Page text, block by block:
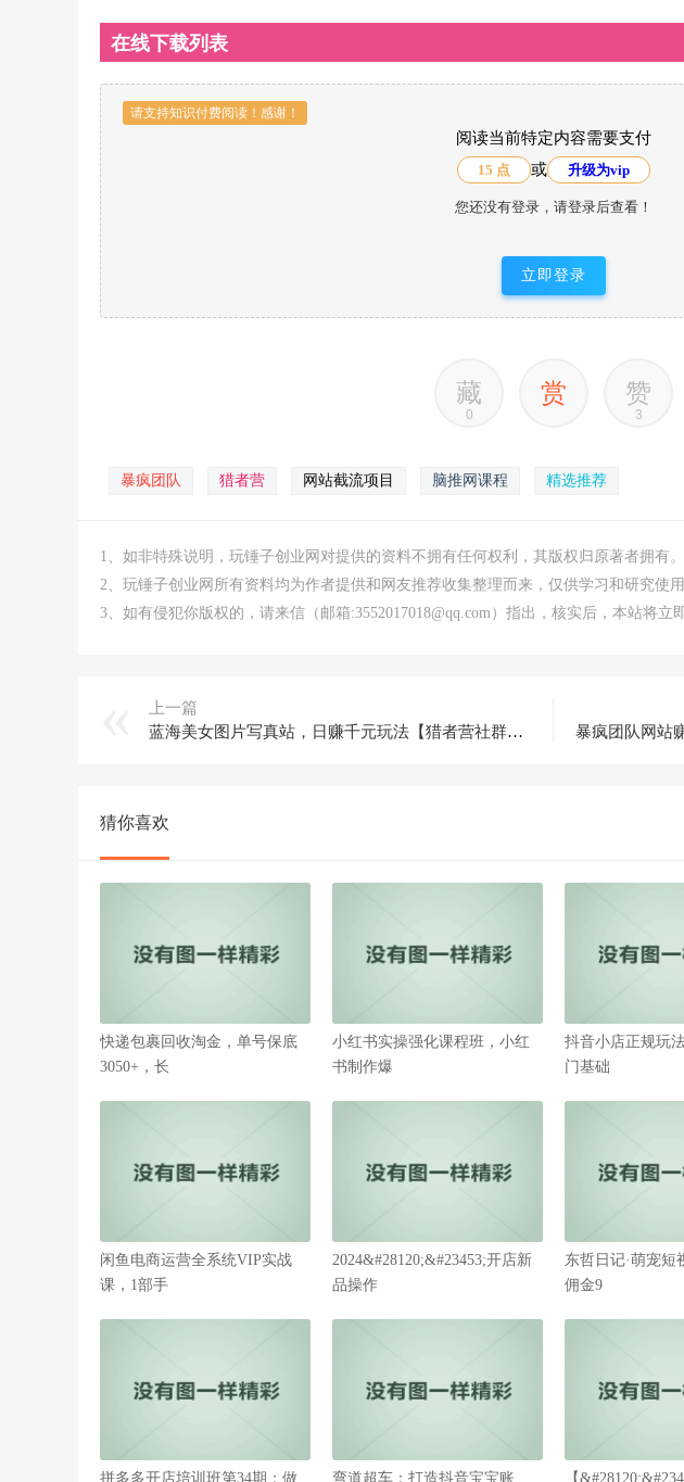
在线下载列表
请支持知识付费阅读！感谢！
阅读当前特定内容需要支付
15 点 或 升级为vip
您还没有登录，请登录后查看！
立即登录
藏
0
赏 赞
3
暴疯团队 猎者营 网站截流项目 脑推网课程 精选推荐
1、如非特殊说明，玩锤子创业网对提供的资料不拥有任何权利，其版权归原著者拥有。
2、玩锤子创业网所有资料均为作者提供和网友推荐收集整理而来，仅供学习和研究使用
3、如有侵犯你版权的，请来信（邮箱:3552017018@qq.com）指出，核实后，本站将立
上一篇
蓝海美女图片写真站，日赚千元玩法【猎者营社群课】
猜你喜欢
快递包裹回收淘金，单号保底
3050+，长
小红书实操强化课程班，小红
书制作爆
抖音小店正规玩
门基础
闲鱼电商运营全系统VIP实战
课，1部手
2024&#28120;&#23453;开店新
品操作
东哲日记·萌宠短
佣金9
拼多多开店培训班第34期：做
弯道超车：打造抖音宝宝账
【